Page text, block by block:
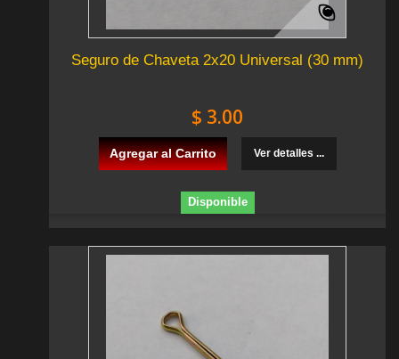
Seguro de Chaveta 2x20 Universal (30 mm)
$ 3.00
Agregar al Carrito Ver detalles ...
Disponible